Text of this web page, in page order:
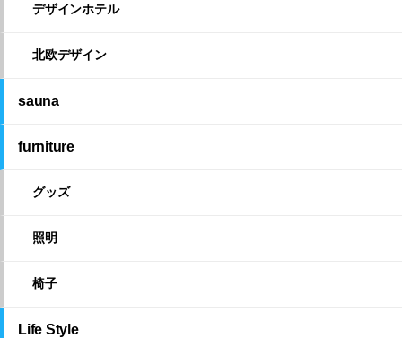
デザインホテル
北欧デザイン
sauna
furniture
グッズ
照明
椅子
Life Style